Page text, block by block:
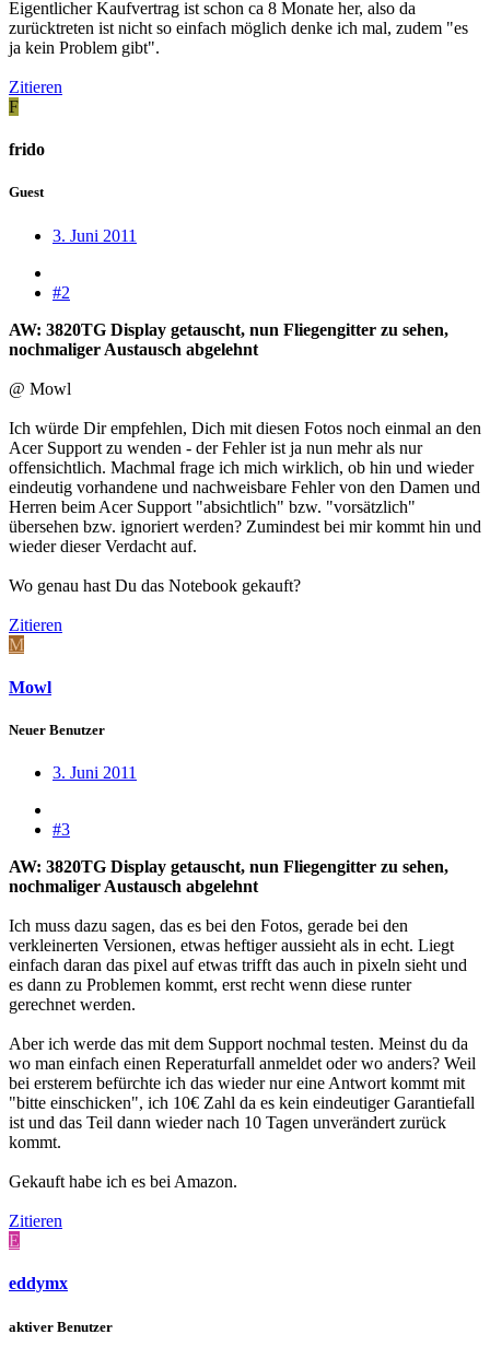
Eigentlicher Kaufvertrag ist schon ca 8 Monate her, also da
zurücktreten ist nicht so einfach möglich denke ich mal, zudem "es
ja kein Problem gibt".
Zitieren
F
frido
Guest
3. Juni 2011
#2
AW: 3820TG Display getauscht, nun Fliegengitter zu sehen,
nochmaliger Austausch abgelehnt
@ Mowl
Ich würde Dir empfehlen, Dich mit diesen Fotos noch einmal an den
Acer Support zu wenden - der Fehler ist ja nun mehr als nur
offensichtlich. Machmal frage ich mich wirklich, ob hin und wieder
eindeutig vorhandene und nachweisbare Fehler von den Damen und
Herren beim Acer Support "absichtlich" bzw. "vorsätzlich"
übersehen bzw. ignoriert werden? Zumindest bei mir kommt hin und
wieder dieser Verdacht auf.
Wo genau hast Du das Notebook gekauft?
Zitieren
M
Mowl
Neuer Benutzer
3. Juni 2011
#3
AW: 3820TG Display getauscht, nun Fliegengitter zu sehen,
nochmaliger Austausch abgelehnt
Ich muss dazu sagen, das es bei den Fotos, gerade bei den
verkleinerten Versionen, etwas heftiger aussieht als in echt. Liegt
einfach daran das pixel auf etwas trifft das auch in pixeln sieht und
es dann zu Problemen kommt, erst recht wenn diese runter
gerechnet werden.
Aber ich werde das mit dem Support nochmal testen. Meinst du da
wo man einfach einen Reperaturfall anmeldet oder wo anders? Weil
bei ersterem befürchte ich das wieder nur eine Antwort kommt mit
"bitte einschicken", ich 10€ Zahl da es kein eindeutiger Garantiefall
ist und das Teil dann wieder nach 10 Tagen unverändert zurück
kommt.
Gekauft habe ich es bei Amazon.
Zitieren
E
eddymx
aktiver Benutzer